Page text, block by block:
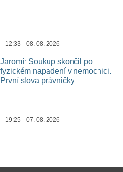
12:33 08. 08. 2026
Jaromír Soukup skončil po
fyzickém napadení v nemocnici.
První slova právničky
19:25 07. 08. 2026